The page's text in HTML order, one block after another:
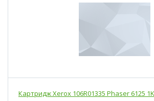
Картридж Xerox 106R01335 Phaser 6125